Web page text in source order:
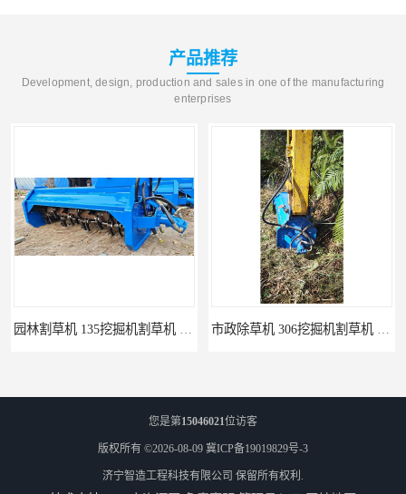
产品推荐
Development, design, production and sales in one of the manufacturing
enterprises
园林割草机 135挖掘机割草机 智造大观 市政除草机 306挖掘机割草机 智造大观
您是第15046021位访客
版权所有 ©2026-08-09 冀ICP备19019829号-3
济宁智造工程科技有限公司 保留所有权利.